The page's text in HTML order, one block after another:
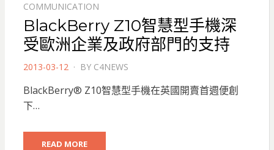
COMMUNICATION
BlackBerry Z10智慧型手機深
受歐洲企業及政府部門的支持
POSTED
2013-03-12 BY C4NEWS
BlackBerry® Z10智慧型手機在英國開賣首週便創
下…
READ MORE